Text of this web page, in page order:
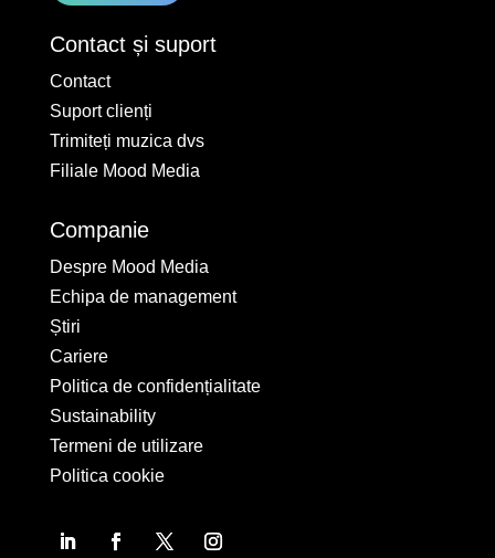
Contact și suport
Contact
Suport clienți
Trimiteți muzica dvs
Filiale Mood Media
Companie
Despre Mood Media
Echipa de management
Știri
Cariere
Politica de confidențialitate
Sustainability
Termeni de utilizare
Politica cookie